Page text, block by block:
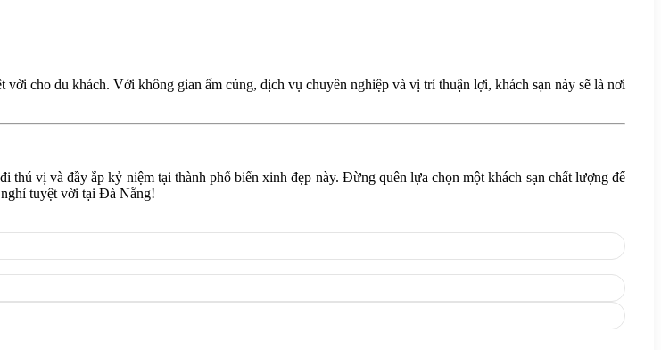
cho du khách. Với không gian ấm cúng, dịch vụ chuyên nghiệp và vị trí thuận lợi, khách sạn này sẽ là nơi
thú vị và đầy ắp kỷ niệm tại thành phố biển xinh đẹp này. Đừng quên lựa chọn một khách sạn chất lượng để
tuyệt vời tại Đà Nẵng!